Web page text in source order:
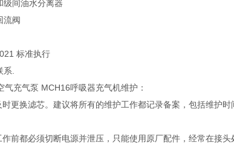
级间油水分离器
流阀
标准执行
.
充气泵 MCH16呼吸器充气机维护：
更换滤芯。建议将所有的维护工作都记录备案，包括维护
前都必须切断电源并泄压，只能使用原厂配件，经常在接头